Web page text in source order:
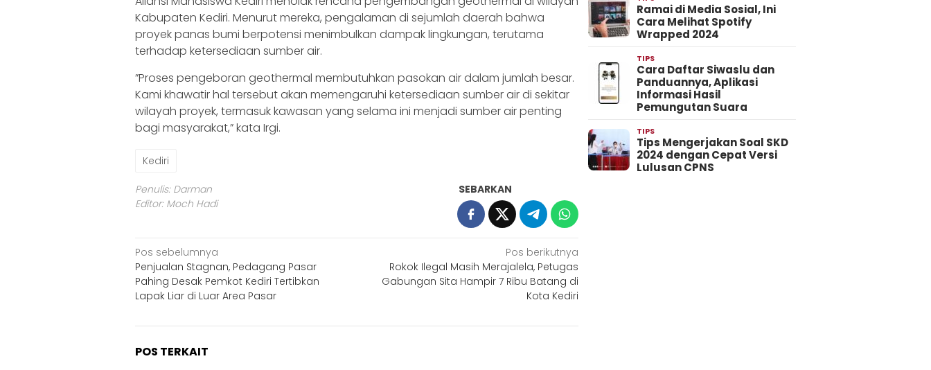
Kabupaten Kediri. Menurut mereka, pengalaman di sejumlah daerah bahwa
proyek panas bumi berpotensi menimbulkan dampak lingkungan, terutama
terhadap ketersediaan sumber air.
‎‎”Proses pengeboran geothermal membutuhkan pasokan air dalam jumlah besar.
Kami khawatir hal tersebut akan memengaruhi ketersediaan sumber air di sekitar
wilayah proyek, termasuk kawasan yang selama ini menjadi sumber air penting
bagi masyarakat,” kata Irgi.
Kediri
Penulis: Darman
Editor: Moch Hadi
SEBARKAN
Navigasi
pos
Pos sebelumnya
Penjualan Stagnan, Pedagang Pasar
Pahing Desak Pemkot Kediri Tertibkan
Lapak Liar di Luar Area Pasar
Pos berikutnya
Rokok Ilegal Masih Merajalela, Petugas
Gabungan Sita Hampir 7 Ribu Batang di
Kota Kediri
POS TERKAIT
Ramai di Media Sosial, Ini
Cara Melihat Spotify
Wrapped 2024
TIPS
Cara Daftar Siwaslu dan
Panduannya, Aplikasi
Informasi Hasil
Pemungutan Suara
TIPS
Tips Mengerjakan Soal SKD
2024 dengan Cepat Versi
Lulusan CPNS